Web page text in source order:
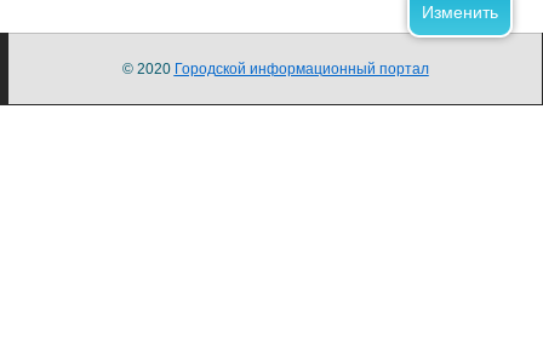
© 2020 Городской информационный портал